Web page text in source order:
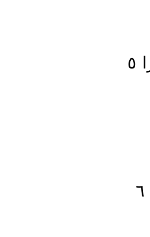
٥
٦